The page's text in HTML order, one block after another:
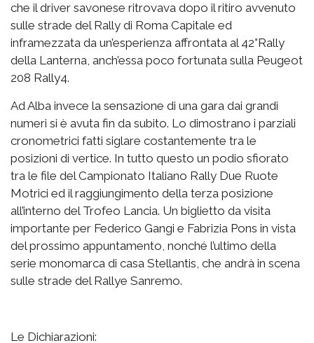
che il driver savonese ritrovava dopo il ritiro avvenuto
sulle strade del Rally di Roma Capitale ed
inframezzata da un’esperienza affrontata al 42°Rally
della Lanterna, anch’essa poco fortunata sulla Peugeot
208 Rally4.
Ad Alba invece la sensazione di una gara dai grandi
numeri si è avuta fin da subito. Lo dimostrano i parziali
cronometrici fatti siglare costantemente tra le
posizioni di vertice. In tutto questo un podio sfiorato
tra le file del Campionato Italiano Rally Due Ruote
Motrici ed il raggiungimento della terza posizione
all’interno del Trofeo Lancia. Un biglietto da visita
importante per Federico Gangi e Fabrizia Pons in vista
del prossimo appuntamento, nonché l’ultimo della
serie monomarca di casa Stellantis, che andrà in scena
sulle strade del Rallye Sanremo.
Le Dichiarazioni: